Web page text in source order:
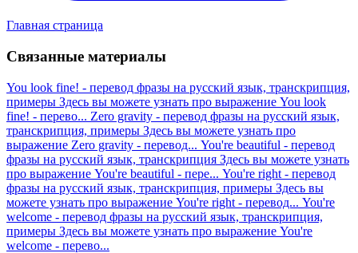
Главная страница
Связанные материалы
You look fine! - перевод фразы на русский язык, транскрипция,
примеры Здесь вы можете узнать про выражение You look
fine! - перево... Zero gravity - перевод фразы на русский язык,
транскрипция, примеры Здесь вы можете узнать про
выражение Zero gravity - перевод... You're beautiful - перевод
фразы на русский язык, транскрипция Здесь вы можете узнать
про выражение You're beautiful - пере... You're right - перевод
фразы на русский язык, транскрипция, примеры Здесь вы
можете узнать про выражение You're right - перевод... You're
welcome - перевод фразы на русский язык, транскрипция,
примеры Здесь вы можете узнать про выражение You're
welcome - перево...